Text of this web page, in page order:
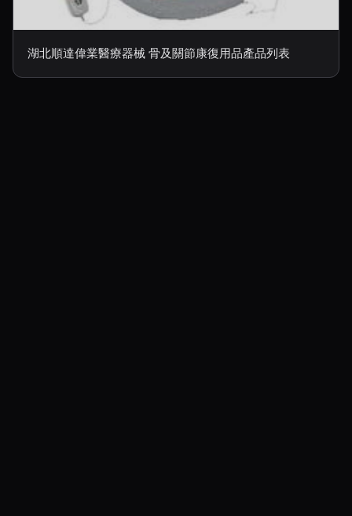
湖北順達偉業醫療器械 骨及關節康復用品產品列表